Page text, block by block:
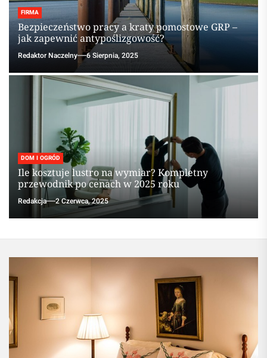
FIRMA
Bezpieczeństwo pracy a kraty pomostowe GRP –
jak zapewnić antypoślizgowość?
Redaktor Naczelny 6 Sierpnia, 2025
DOM I OGRÓD
Ile kosztuje lustro na wymiar? Kompletny
przewodnik po cenach w 2025 roku
Redakcja 2 Czerwca, 2025